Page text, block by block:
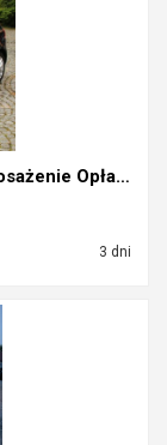
Volkswagen Golf Benzyna Bogate Wyposażenie Opłacon...
3 dni